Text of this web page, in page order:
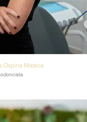
Ospina Mateos